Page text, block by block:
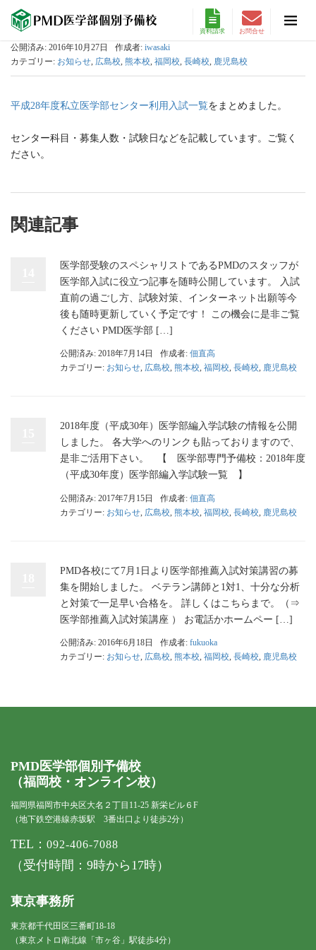
お問合せ
資料請求
公開済み: 2016年10月27日 作成者: iwasaki
カテゴリー: お知らせ, 広島校, 熊本校, 福岡校, 長崎校, 鹿児島校
平成28年度私立医学部センター利用入試一覧をまとめました。
センター科目・募集人数・試験日などを記載しています。ご覧く
ださい。
関連記事
医学部受験のスペシャリストであるPMDのスタッフが
医学部入試に役立つ記事を随時公開しています。 入試
直前の過ごし方、試験対策、インターネット出願等今
後も随時更新していく予定です！ この機会に是非ご覧
ください PMD医学部 […]
公開済み: 2018年7月14日 作成者: 佃直高
カテゴリー: お知らせ, 広島校, 熊本校, 福岡校, 長崎校, 鹿児島校
2018年度（平成30年）医学部編入学試験の情報を公開
しました。 各大学へのリンクも貼っておりますので、
是非ご活用下さい。 【 医学部専門予備校：2018年度
（平成30年度）医学部編入学試験一覧 】
公開済み: 2017年7月15日 作成者: 佃直高
カテゴリー: お知らせ 広島校 熊本校 福岡校 長崎校 鹿児島校
PMD各校にて7月1日より医学部推薦入試対策講習の募
集を開始しました。 ベテラン講師と1対1、十分な分析
と対策で一足早い合格を。 詳しくはこちらまで。（⇒
医学部推薦入試対策講座 ） お電話かホームペー […]
公開済み: 2016年6月18日 作成者: fukuoka
カテゴリー: お知らせ, 広島校, 熊本校, 福岡校, 長崎校, 鹿児島校
PMD医学部個別予備校
（福岡校・オンライン校）
福岡県福岡市中央区大名２丁目11-25 新栄ビル６F
（地下鉄空港線赤坂駅 3番出口より徒歩2分）
TEL： 092-406-7088
（受付時間：9時から17時）
東京事務所
東京都千代田区三番町18-18
（東京メトロ南北線「市ヶ谷」駅徒歩4分）